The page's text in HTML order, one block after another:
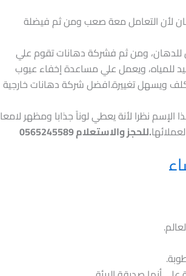
لأن التعامل معة صعب ومن ثم فيضلة
للدهان، ومن ثم فشركة دهانات تقوم علي
للمياه، ويعمل علي مساعدة إخفاء عيوب
ويسهل تغييرة.افضل شركة دهانات خارجية
نظرا لأنة يعطي لوناً جذابا ومظهر لامعا
.للحجز والاستعلام 0565245589